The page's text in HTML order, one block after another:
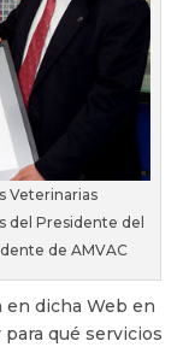
Veterinarias
del Presidente del
de AMVAC
en dicha Web en
qué servicios